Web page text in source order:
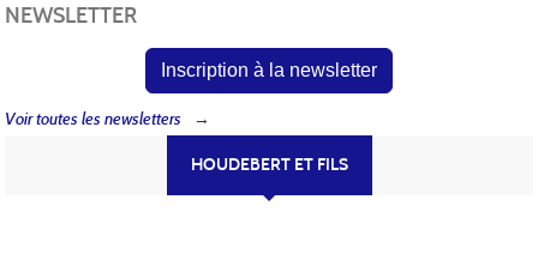
HOUDEBERT ET FILS
NEWSLETTER
Inscription à la newsletter
Voir toutes les newsletters